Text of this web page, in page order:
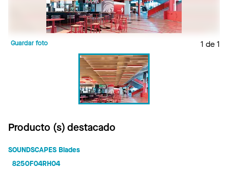
1 de 1
Guardar foto
Producto (s) destacado
SOUNDSCAPES Blades
8250F04RH04